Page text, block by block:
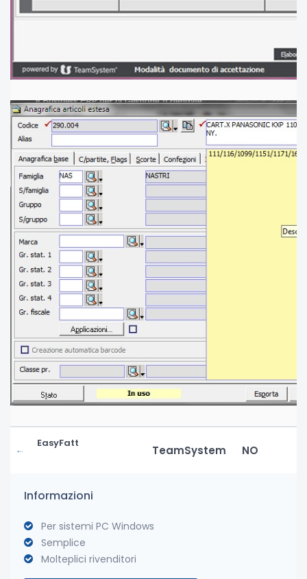
EasyFatt
TeamSystem NO
Informazioni
Per sistemi PC Windows
Semplice
Molteplici rivenditori